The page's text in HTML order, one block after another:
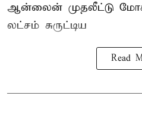
ஆன்லைன் முதலீட்டு
லட்சம் சுருட்டிய
Read